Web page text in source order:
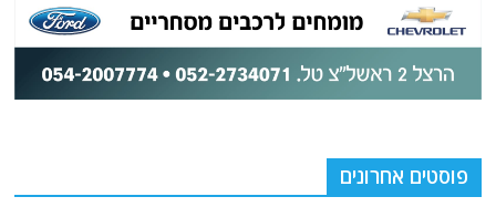
הנבואות של שיוקין ג'יאנג שיוקין, הידוע כ"נוסטרדמוס של סין"
סיוע חוץ אמריקאי: הדרך הקצרה ביותר לממן את האויב שלך!
אודות